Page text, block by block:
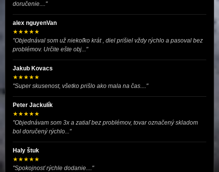
doručenie...."
alex nguyenVan
★★★★★
"Objednával som už niekoľko krát , diel prišiel vždy rýchlo a pasoval bez
problémov. Určite ešte obj..."
Jakub Kovacs
★★★★★
"Super skusenost, všetko prišlo ako mala na čas...."
Peter Jackulík
★★★★★
"Objednávam som 3x a zatiaľ bez problémov, tovar označený skladom
bol doručený rýchlo..."
Haly štuk
★★★★★
"Spokojnosť rýchle dodanie...."